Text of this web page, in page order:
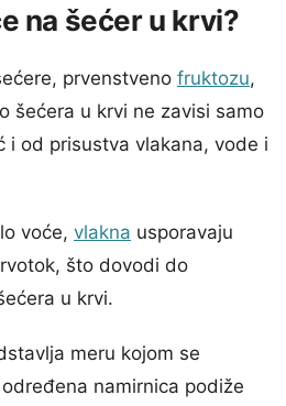
na šećer u krvi?
prvenstveno fruktozu,
šećera u krvi ne zavisi samo
i od prisustva vlakana, vode i
voće, vlakna usporavaju
što dovodi do
u krvi.
meru kojom se
namirnica podiže